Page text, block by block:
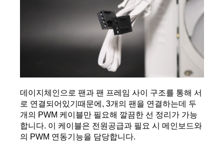
데이지체인으로 팬과 팬 프레임 사이 구조를 통해 서
로 연결되어있기때문에, 3개의 팬을 연결하는데 두
개의 PWM 케이블만 필요해 깔끔한 선 정리가 가능
합니다. 이 케이블은 전원공급과 필요 시 메인보드와
의 PWM 연동기능을 담당합니다.